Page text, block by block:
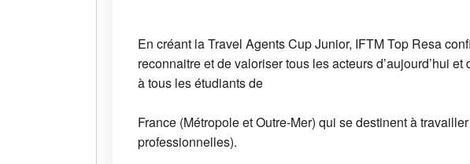
En créant la Travel Agents Cup Junior, IFTM Top Resa
reconnaitre et de valoriser tous les acteurs d’aujourd’hui
à tous les étudiants de
France (Métropole et Outre-Mer) qui se destinent à
professionnelles).